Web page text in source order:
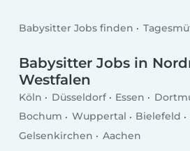
Babysitter Jobs finden
Babysitter Jobs in
Westfalen
Köln Düsseldorf Essen
Bochum
Wuppertal Bielefeld
Gelsenkirchen
Aachen